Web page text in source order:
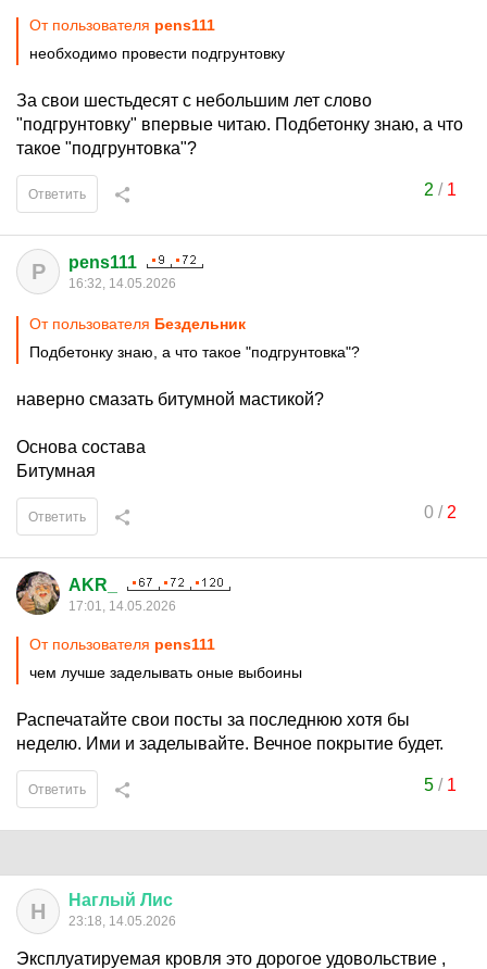
От пользователя pens111
необходимо провести подгрунтовку
За свои шестьдесят с небольшим лет слово
"подгрунтовку" впервые читаю. Подбетонку знаю, а что
такое "подгрунтовка"?
2 / 1
Ответить
P pens111
16:32, 14.05.2026
От пользователя Бездельник
Подбетонку знаю, а что такое "подгрунтовка"?
наверно смазать битумной мастикой?
Основа состава
Битумная
0/ 2
Ответить
AKR_
17:01, 14.05.2026
От пользователя pens111
чем лучше заделывать оные выбоины
Распечатайте свои посты за последнюю хотя бы
неделю. Ими и заделывайте. Вечное покрытие будет.
5/ 1
Ответить
Н Наглый Лис
23:18, 14.05.2026
Эксплуатируемая кровля это дорогое удовольствие ,